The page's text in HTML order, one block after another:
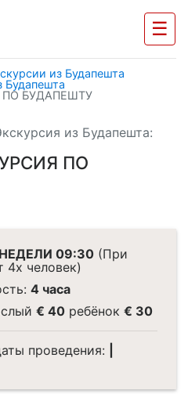
☰
из Будапешта
Будапешта
ПО БУДАПЕШТУ
из Будапешта:
ПО
09:30 (При
4х человек)
4 часа
€ 40 ребёнок€ 30
проведения: